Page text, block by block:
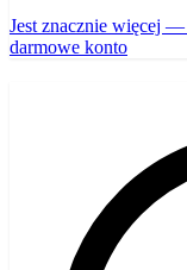
Jest znacznie więcej —
darmowe konto